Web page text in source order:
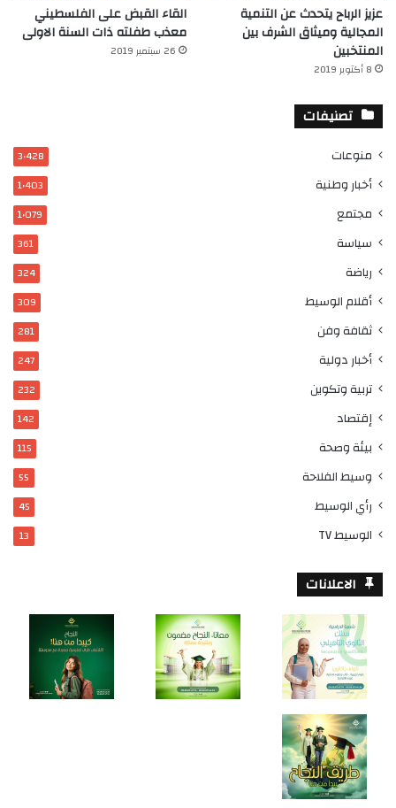
عزيز الرباح يتحدث عن التنمية
المجالية وميثاق الشرف بين
المنتخبين
8 أكتوبر 2019
القاء القبض على الفلسطيني
معذب طفلته ذات السنة الاولى
26 سبتمبر 2019
تصنيفات
منوعات 3٬428
أخبار وطنية 1٬403
مجتمع 1٬079
سياسة 361
رياضة 324
أقلام الوسيط 309
ثقافة وفن 281
أخبار دولية 247
تربية وتكوين 232
إقتصاد 142
بيئة وصحة 115
وسيط الفلاحة 55
رأي الوسيط 45
الوسيط TV 13
الاعلانات